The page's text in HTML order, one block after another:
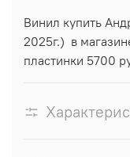
Винил купить
2025г.) в
пластинки 5700